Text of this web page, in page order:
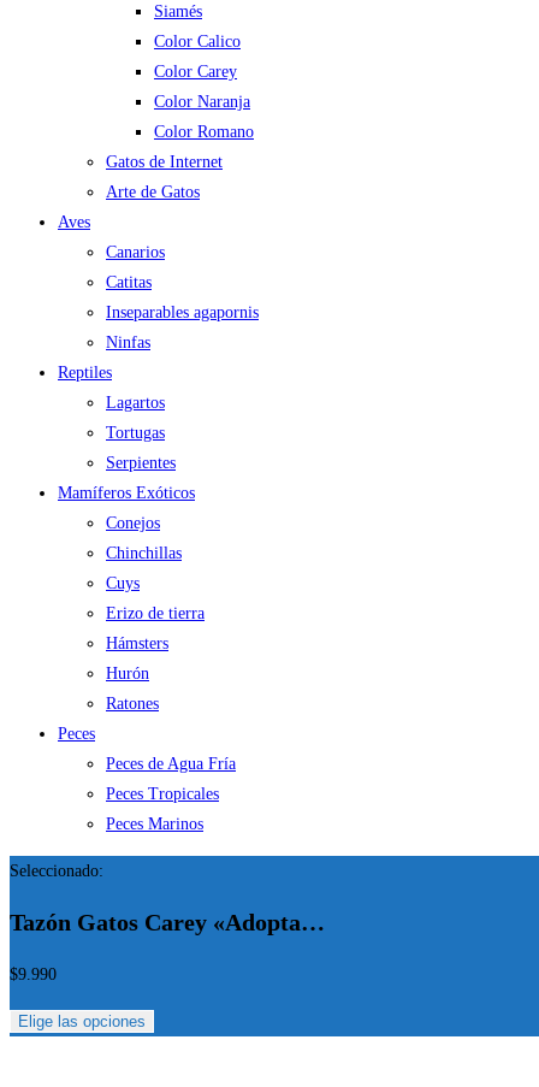
Siamés
Color Calico
Color Carey
Color Naranja
Color Romano
Gatos de Internet
Arte de Gatos
Aves
Canarios
Catitas
Inseparables agapornis
Ninfas
Reptiles
Lagartos
Tortugas
Serpientes
Mamíferos Exóticos
Conejos
Chinchillas
Cuys
Erizo de tierra
Hámsters
Hurón
Ratones
Peces
Peces de Agua Fría
Peces Tropicales
Peces Marinos
Seleccionado:
Tazón Gatos Carey «Adopta…
$9.990
Elige las opciones